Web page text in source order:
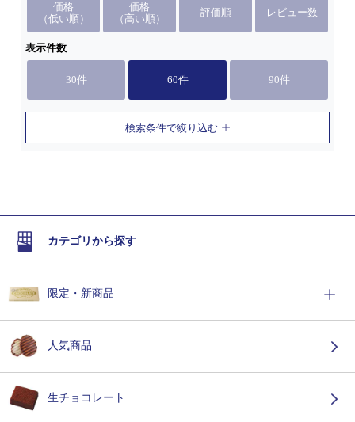
価格
（低い順）
価格
（高い順）
評価順 レビュー数
表示件数
30件 60件 90件
検索条件で絞り込む
カテゴリから探す
限定・新商品
人気商品
生チョコレート